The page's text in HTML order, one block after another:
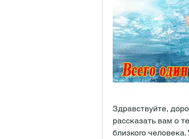
Здравствуйте,
рассказать вам о
близкого